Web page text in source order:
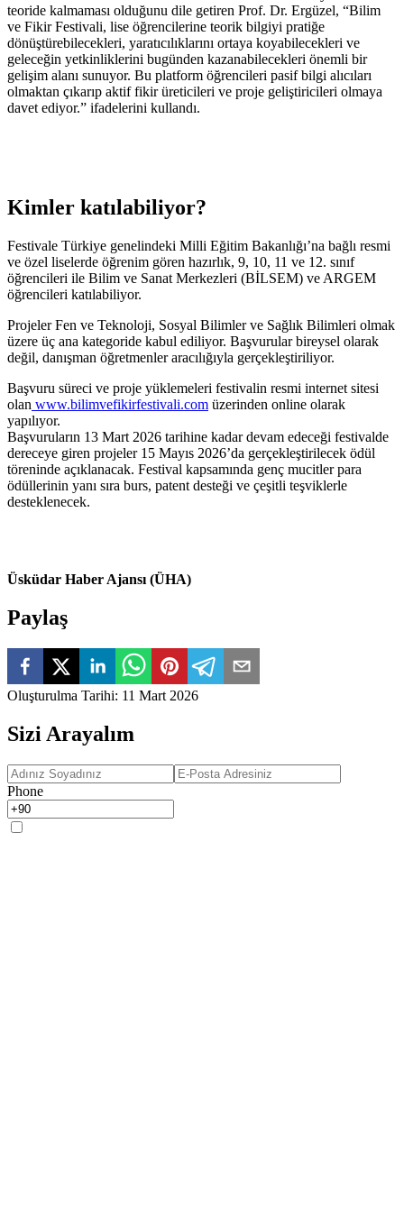
teoride kalmaması olduğunu dile getiren Prof. Dr. Ergüzel, “Bilim
ve Fikir Festivali, lise öğrencilerine teorik bilgiyi pratiğe
dönüştürebilecekleri, yaratıcılıklarını ortaya koyabilecekleri ve
geleceğin yetkinliklerini bugünden kazanabilecekleri önemli bir
gelişim alanı sunuyor. Bu platform öğrencileri pasif bilgi alıcıları
olmaktan çıkarıp aktif fikir üreticileri ve proje geliştiricileri olmaya
davet ediyor.” ifadelerini kullandı.
Kimler katılabiliyor?
Festivale Türkiye genelindeki Milli Eğitim Bakanlığı’na bağlı resmi
ve özel liselerde öğrenim gören hazırlık, 9, 10, 11 ve 12. sınıf
öğrencileri ile Bilim ve Sanat Merkezleri (BİLSEM) ve ARGEM
öğrencileri katılabiliyor.
Projeler Fen ve Teknoloji, Sosyal Bilimler ve Sağlık Bilimleri olmak
üzere üç ana kategoride kabul ediliyor. Başvurular bireysel olarak
değil, danışman öğretmenler aracılığıyla gerçekleştiriliyor.
Başvuru süreci ve proje yüklemeleri festivalin resmi internet sitesi
olan www.bilimvefikirfestivali.com üzerinden online olarak
yapılıyor.
Başvuruların 13 Mart 2026 tarihine kadar devam edeceği festivalde
dereceye giren projeler 15 Mayıs 2026’da gerçekleştirilecek ödül
töreninde açıklanacak. Festival kapsamında genç mucitler para
ödüllerinin yanı sıra burs, patent desteği ve çeşitli teşviklerle
desteklenecek.
Üsküdar Haber Ajansı (ÜHA)
Paylaş
Oluşturulma Tarihi: 11 Mart 2026
Sizi Arayalım
Phone